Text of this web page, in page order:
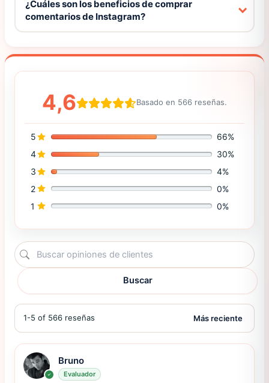
¿Cuáles son los beneficios de comprar
comentarios de Instagram?
4,6 Basado en 566 reseñas.
5
66%
4
30%
3
4%
2
0%
1
0%
Buscar
1-5 of 566 reseñas
Bruno
Evaluador